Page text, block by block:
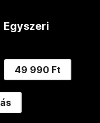
Egyszeri
49 990 Ft